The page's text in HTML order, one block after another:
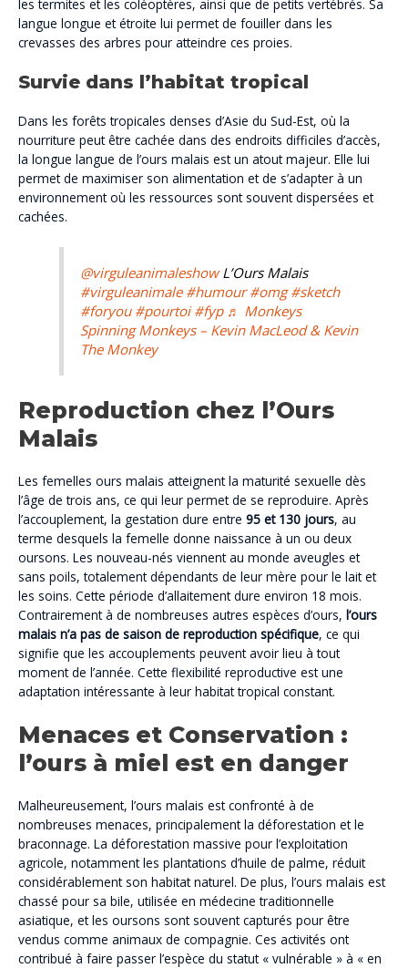
les termites et les coléoptères, ainsi que de petits vertébrés. Sa
langue longue et étroite lui permet de fouiller dans les
crevasses des arbres pour atteindre ces proies​​.
Survie dans l’habitat tropical
Dans les forêts tropicales denses d’Asie du Sud-Est, où la
nourriture peut être cachée dans des endroits difficiles d’accès,
la longue langue de l’ours malais est un atout majeur. Elle lui
permet de maximiser son alimentation et de s’adapter à un
environnement où les ressources sont souvent dispersées et
cachées​.
@virguleanimaleshowL’Ours Malais
#virguleanimale #humour #omg #sketch
#foryou #pourtoi #fyp ♬ Monkeys
Spinning Monkeys – Kevin MacLeod & Kevin
The Monkey
Reproduction chez l’Ours
Malais
Les femelles ours malais atteignent la maturité sexuelle dès
l’âge de trois ans, ce qui leur permet de se reproduire. Après
l’accouplement, la gestation dure entre 95 et 130 jours, au
terme desquels la femelle donne naissance à un ou deux
oursons. Les nouveau-nés viennent au monde aveugles et
sans poils, totalement dépendants de leur mère pour le lait et
les soins. Cette période d’allaitement dure environ 18 mois.
Contrairement à de nombreuses autres espèces d’ours, l’ours
malais n’a pas de saison de reproduction spécifique, ce qui
signifie que les accouplements peuvent avoir lieu à tout
moment de l’année. Cette flexibilité reproductive est une
adaptation intéressante à leur habitat tropical constant.
Menaces et Conservation :
l’ours à miel est en danger
Malheureusement, l’ours malais est confronté à de
nombreuses menaces, principalement la déforestation et le
braconnage. La déforestation massive pour l’exploitation
agricole, notamment les plantations d’huile de palme, réduit
considérablement son habitat naturel. De plus, l’ours malais est
chassé pour sa bile, utilisée en médecine traditionnelle
asiatique, et les oursons sont souvent capturés pour être
vendus comme animaux de compagnie. Ces activités ont
contribué à faire passer l’espèce du statut « vulnérable » à « en